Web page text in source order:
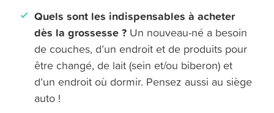
Quels sont les indispensables à acheter
dès la grossesse ? Un nouveau-né a besoin
de couches, d’un endroit et de produits pour
être changé, de lait (sein et/ou biberon) et
d’un endroit où dormir. Pensez aussi au siège
auto !